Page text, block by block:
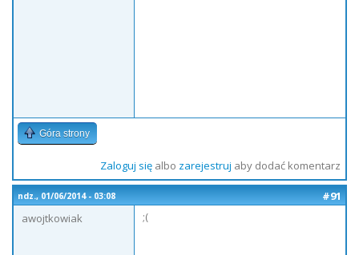
Góra strony
Zaloguj sięalbo zarejestruj aby dodać komentarz
ndz., 01/06/2014 - 03:08
#91
awojtkowiak
;(